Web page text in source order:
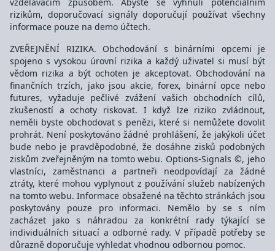
rizikům, doporučovací signály doporučují používat všechny
informace pouze na demo účtech.
ZVEŘEJNĚNÍ RIZIKA. Obchodování s binárními opcemi je
spojeno s vysokou úrovní rizika a každý uživatel si musí být
vědom rizika a být ochoten je akceptovat. Obchodování na
finančních trzích, jako jsou akcie, forex, binární opce nebo
futures, vyžaduje pečlivé zvážení vašich obchodních cílů,
zkušeností a ochoty riskovat. I když lze riziko zvládnout,
neměli byste obchodovat s penězi, které si nemůžete dovolit
prohrát. Není poskytováno žádné prohlášení, že jakýkoli účet
bude nebo je pravděpodobné, že dosáhne zisků podobných
ziskům zveřejněným na tomto webu. Options-Signals ©, jeho
vlastníci, zaměstnanci a partneři neodpovídají za žádné
ztráty, které mohou vyplynout z používání služeb nabízených
na tomto webu. Informace obsažené na těchto stránkách jsou
poskytovány pouze pro informaci. Nemělo by se s ním
zacházet jako s náhradou za konkrétní rady týkající se
individuálních situací a odborné rady. V případě potřeby se
důrazně doporučuje vyhledat vhodnou odbornou pomoc.